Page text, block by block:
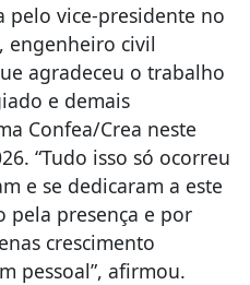
pelo vice-presidente no
engenheiro civil
agradeceu o trabalho
e demais
Confea/Crea neste
“Tudo isso só ocorreu
e se dedicaram a este
presença e por
crescimento
pessoal”, afirmou.